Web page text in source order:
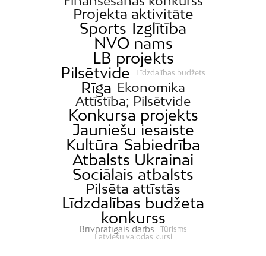
Projekta aktivitāte
Sports Izglītība
NVO nams
LB projekts
Pilsētvide
Līdzdalības budžets
Rīga Ekonomika
Attīstība; Pilsētvide
Konkursa projekts
Jauniešu iesaiste
Kultūra Sabiedrība
Atbalsts Ukrainai
Sociālais atbalsts
Pilsēta attīstās
Līdzdalības budžeta
konkurss
Brīvprātīgais darbs
Tūrisms
Latviešu valodas kursi